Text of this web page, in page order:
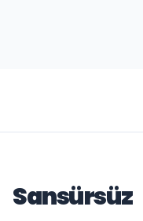
Sansürsüz